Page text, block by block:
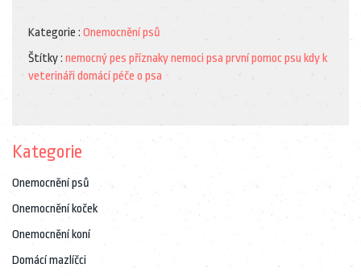
Kategorie : Onemocnění psů
Štítky : nemocný pes příznaky nemoci psa první pomoc psu kdy k
veterináři domácí péče o psa
Kategorie
Onemocnění psů
Onemocnění koček
Onemocnění koní
Domácí mazlíčci